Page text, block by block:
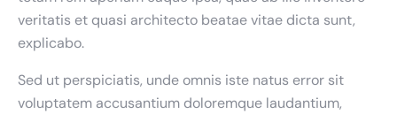
veritatis et quasi architecto beatae vitae dicta sunt,
explicabo.
Sed ut perspiciatis, unde omnis iste natus error sit
voluptatem accusantium doloremque laudantium,